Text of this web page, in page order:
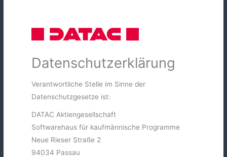
Datenschutzerklärung
Verantwortliche Stelle im Sinne der
Datenschutzgesetze ist:
DATAC Aktiengesellschaft
Softwarehaus für kaufmännische Programme
Neue Rieser Straße 2
94034 Passau